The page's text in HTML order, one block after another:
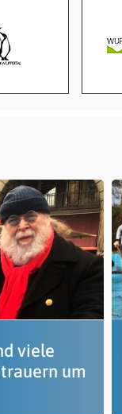
viele
um